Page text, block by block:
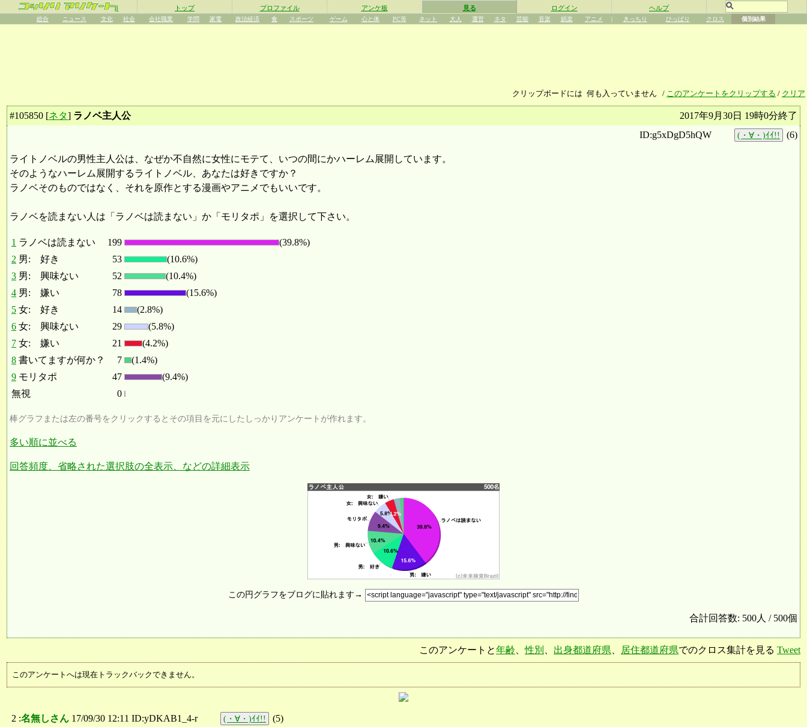
β トップ プロファイル アンケ板 見る ログイン ヘルプ
総合 ニュース 文化 社会 会社職業 学問 家電 政治経済 食 スポーツ ゲーム 心と体 PC等 ネット 大人 運営 ネタ 芸能 音楽 娯楽 アニメ | きっちり ひっぱり クロス 個別結果
クリップボードには 何も入っていません / このアンケートをクリップする / クリア
2017年9月30日 19時0分終了
#105850 [ネタ] ラノベ主人公
ID:g5xDgD5hQW
(・∀・)ｲｲ!! (6)
ライトノベルの男性主人公は、なぜか不自然に女性にモテて、いつの間にかハーレム展開しています。
そのようなハーレム展開するライトノベル、あなたは好きですか？
ラノベそのものではなく、それを原作とする漫画やアニメでもいいです。
ラノベを読まない人は「ラノベは読まない」か「モリタポ」を選択して下さい。
1 ラノベは読まない 199
(39.8%)
2 男: 好き 53
(10.6%)
3 男: 興味ない 52
(10.4%)
4 男: 嫌い 78
(15.6%)
5 女: 好き 14
(2.8%)
6 女: 興味ない 29
(5.8%)
7 女: 嫌い 21
(4.2%)
8 書いてますが何か？ 7
(1.4%)
9 モリタポ 47
(9.4%)
無視
0
棒グラフまたは左の番号をクリックするとその項目を元にしたしっかりアンケートが作れます。
多い順に並べる
回答頻度、省略された選択肢の全表示、などの詳細表示
この円グラフをブログに貼れます→
合計回答数: 500人 / 500個
このアンケートと年齢 、性別 出身都道府県 居住都道府県でのクロス集計を見る Tweet
このアンケートへは現在トラックバックできません。
2 :名無しさん 17/09/30 12:11 ID:yDKAB1_4-r (・∀・)ｲｲ!! (5)